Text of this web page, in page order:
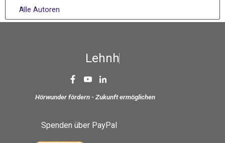
Alle Autoren
ehnh a
Spenden über PayPal
Hörwunder fördern - Zukunft ermöglichen